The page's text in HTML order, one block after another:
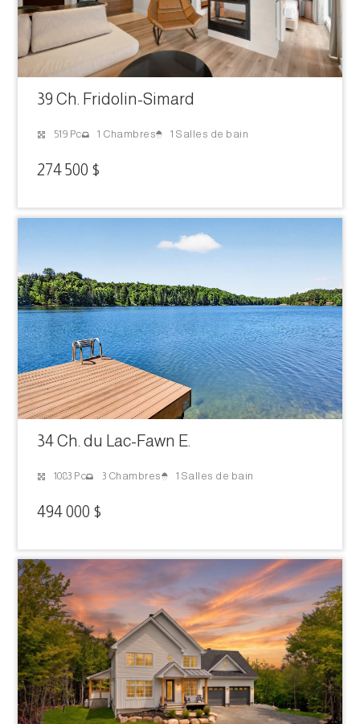
39 Ch. Fridolin-Simard
519 Pc 1 Chambres 1 Salles de bain
274 500 $
34 Ch. du Lac-Fawn E.
1083 Pc 3 Chambres 1 Salles de bain
494 000 $